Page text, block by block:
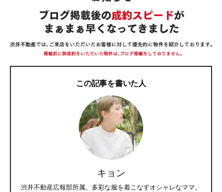
この記事を書いた人
キョン
渋井不動産広報部所属。多彩な服を着こなすオシャレなママ。